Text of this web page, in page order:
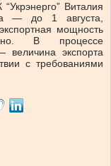
Виталия
— до 1 августа,
мощность
В процессе
величина экспорта
с требованиями